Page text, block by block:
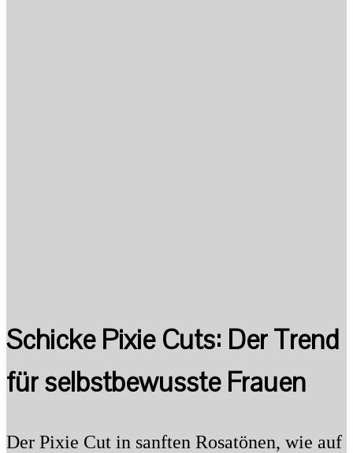
Schicke Pixie Cuts: Der Trend
für selbstbewusste Frauen
Der Pixie Cut in sanften Rosatönen, wie auf